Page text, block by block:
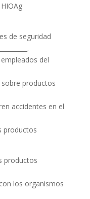
HIOAg
de seguridad
del
productos
accidentes en el
productos
productos
los organismos